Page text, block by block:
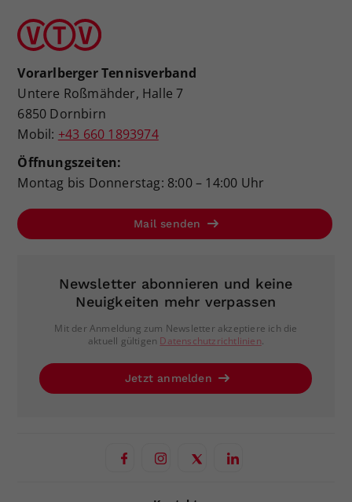
Vorarlberger Tennisverband
Untere Roßmähder, Halle 7
6850 Dornbirn
Mobil: +43 660 1893974
Öffnungszeiten:
Montag bis Donnerstag: 8:00 – 14:00 Uhr
Mail senden
Newsletter abonnieren und keine
Neuigkeiten mehr verpassen
Mit der Anmeldung zum Newsletter akzeptiere ich die
aktuell gültigen Datenschutzrichtlinien.
Jetzt anmelden